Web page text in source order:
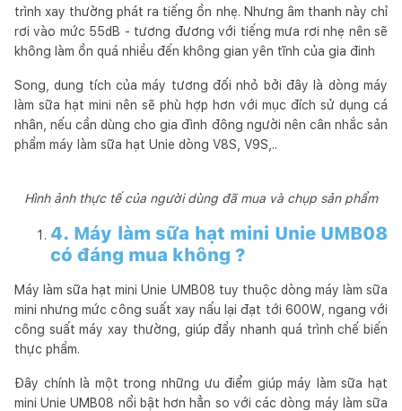
trình xay thường phát ra tiếng ồn nhẹ. Nhưng âm thanh này chỉ
rơi vào mức 55dB - tương đương với tiếng mưa rơi nhẹ nên sẽ
không làm ồn quá nhiều đến không gian yên tĩnh của gia đinh
Song, dung tích của máy tương đối nhỏ bởi đây là dòng máy
làm sữa hạt mini nên sẽ phù hợp hơn với mục đích sử dụng cá
nhân, nếu cần dùng cho gia đình đông người nên cân nhắc sản
phẩm máy làm sữa hạt Unie dòng V8S, V9S,..
Hình ảnh thực tế của người dùng đã mua và chụp sản phẩm
4. Máy làm sữa hạt mini Unie UMB08
có đáng mua không ?
Máy làm sữa hạt mini Unie UMB08 tuy thuộc dòng máy làm sữa
mini nhưng mức công suất xay nấu lại đạt tới 600W, ngang với
công suất máy xay thường, giúp đẩy nhanh quá trình chế biến
thực phẩm.
Đây chính là một trong những ưu điểm giúp máy làm sữa hạt
mini Unie UMB08 nổi bật hơn hẳn so với các dòng máy làm sữa